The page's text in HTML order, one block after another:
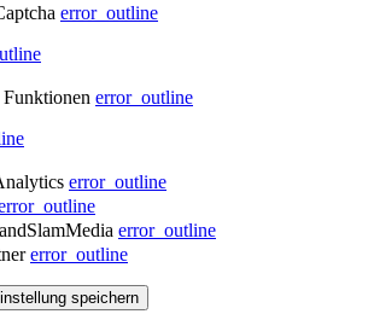
error_outline
error_outline
error_outline
error_outline
error_outline
speichern